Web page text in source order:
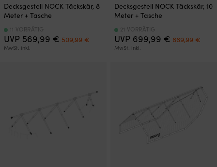
Decksgestell NOCK Täckskär, 8
Meter + Tasche
UVP 569,99 € Ursprünglicher
Preis
509,99 € Aktueller
MwSt. inkl.
11 VORRÄTIG
Decksgestell NOCK Täckskär, 10
Meter + Tasche
UVP 699,99 €
Preis
669,99 €
MwSt. inkl.
21 VORRÄTIG